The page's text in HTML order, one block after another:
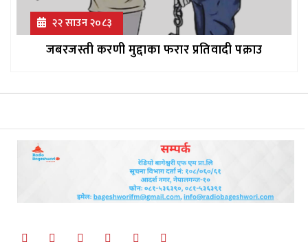
२२ साउन २०८३
जबरजस्ती करणी मुद्दाका फरार प्रतिवादी पक्राउ